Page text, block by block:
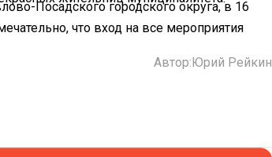
Посадского городского округа, в 16
что вход на все мероприятия
Автор:Юрий Рейкин